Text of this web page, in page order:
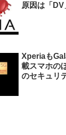
原因は「DV
Xperiaも
載スマホの
のセキュリ